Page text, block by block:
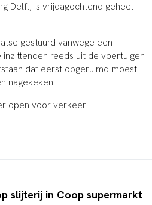
Delft, is vrijdagochtend geheel
gestuurd vanwege een
reeds uit de voertuigen
dat eerst opgeruimd moest
nagekeken.
open voor verkeer.
slijterij in Coop supermarkt